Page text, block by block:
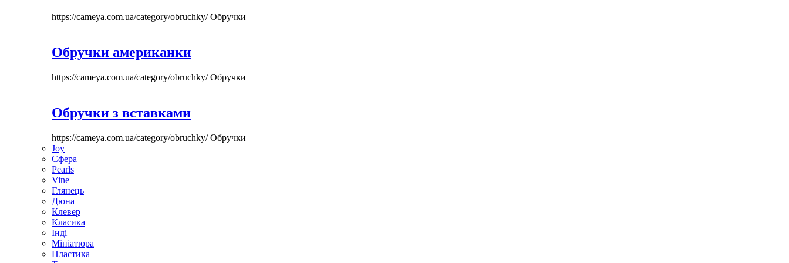
https://cameya.com.ua/category/obruchky/Обручки
Обручки американки
https://cameya.com.ua/category/obruchky/Обручки
Обручки з вставками
https://cameya.com.ua/category/obruchky/Обручки
Joy
Сфера
Pearls
Vine
Глянець
Дюна
Клевер
Класика
Інді
Мініатюра
Пластика